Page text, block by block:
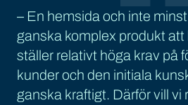
– En hemsida och inte
ganska komplex produkt
ställer relativt höga krav på
kunder och den initiala
ganska kraftigt. Därför vill vi